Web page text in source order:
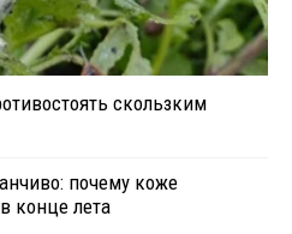
скользким
почему коже
конце лета